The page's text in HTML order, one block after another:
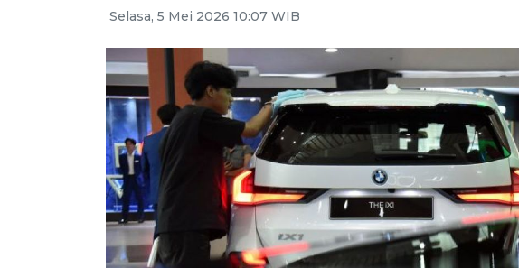
Selasa, 5 Mei 2026 10:07 WIB